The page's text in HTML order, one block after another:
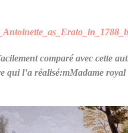
comparé avec cette
qui l’a réalisé:mMadame